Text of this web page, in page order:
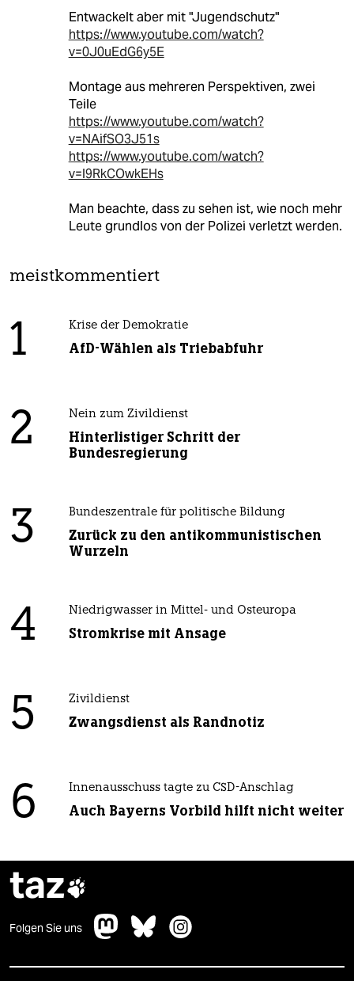
Entwackelt aber mit "Jugendschutz"
https://www.youtube.com/watch?
v=0J0uEdG6y5E
Montage aus mehreren Perspektiven, zwei
Teile
https://www.youtube.com/watch?
v=NAifSO3J51s
https://www.youtube.com/watch?
v=l9RkCOwkEHs
Man beachte, dass zu sehen ist, wie noch mehr
Leute grundlos von der Polizei verletzt werden.
meistkommentiert
1 Krise der Demokratie
AfD-Wählen als Triebabfuhr
2 Nein zum Zivildienst
Hinterlistiger Schritt der
Bundesregierung
3 Bundeszentrale für politische Bildung
Zurück zu den antikommunistischen
Wurzeln
4 Niedrigwasser in Mittel- und Osteuropa
Stromkrise mit Ansage
5 Zivildienst
Zwangsdienst als Randnotiz
6 Innenausschuss tagte zu CSD-Anschlag
Auch Bayerns Vorbild hilft nicht weiter
taz
Folgen Sie uns